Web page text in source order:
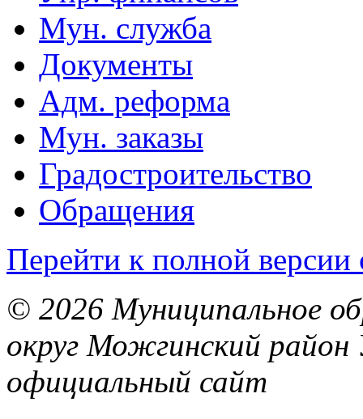
Мун. служба
Документы
Адм. реформа
Мун. заказы
Градостроительство
Обращения
Перейти к полной версии
© 2026 Муниципальное
округ Можгинский район
официальный сайт